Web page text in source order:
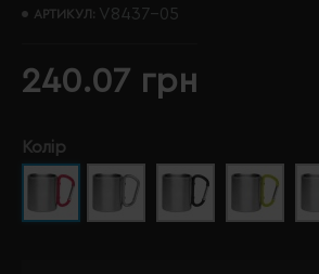
АРТИКУЛ: V8437-05
240.07 грн
Колір